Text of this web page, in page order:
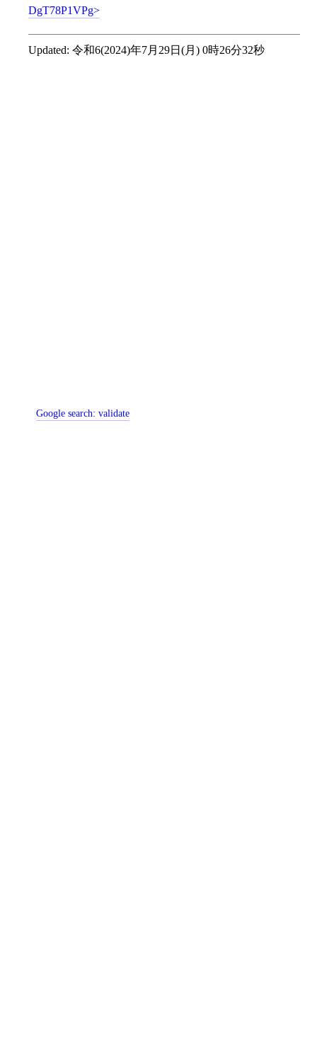
DgT78P1VPg
Updated: 令和6(2024)年7月29日(月) 0時26分32秒
Google search:validate